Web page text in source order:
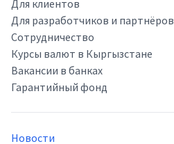
Для клиентов
Для разработчиков и партнёров
Сотрудничество
Курсы валют в Кыргызстане
Вакансии в банках
Гарантийный фонд
Новости